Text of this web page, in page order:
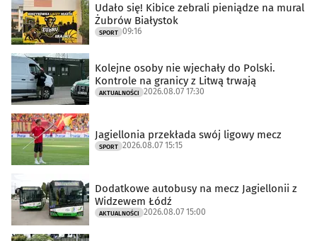
Udało się! Kibice zebrali pieniądze na mural
Żubrów Białystok
SPORT 09:16
Kolejne osoby nie wjechały do Polski.
Kontrole na granicy z Litwą trwają
AKTUALNOŚCI 2026.08.07 17:30
Jagiellonia przekłada swój ligowy mecz
SPORT 2026.08.07 15:15
Dodatkowe autobusy na mecz Jagiellonii z
Widzewem Łódź
AKTUALNOŚCI 2026.08.07 15:00